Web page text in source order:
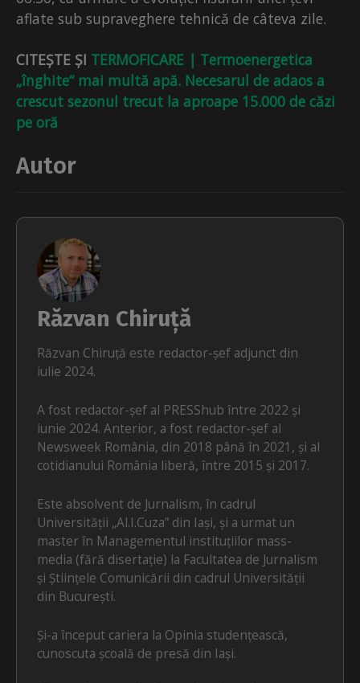
aflate sub supraveghere tehnică de câteva zile.
CITEȘTE ȘI TERMOFICARE | Termoenergetica
„înghite“ mai multă apă. Necesarul de adaos a
crescut sezonul trecut la aproape 15.000 de căzi
pe oră
Autor
Răzvan Chiruță
Răzvan Chiruță este redactor-șef adjunct din
iulie 2024.
A fost redactor-șef al PRESShub între 2022 și
iunie 2024. Anterior, a fost redactor-șef al
Newsweek România, din 2018 până în 2021, și al
cotidianului România liberă, între 2015 și 2017.
Este absolvent de Jurnalism, în cadrul
Universității „Al.I.Cuza” din Iași, și a urmat un
master în Managementul instituțiilor mass-
media (fără disertație) la Facultatea de Jurnalism
și Științele Comunicării din cadrul Universității
din București.
Și-a început cariera la Opinia studențească,
cunoscuta școală de presă din Iași.